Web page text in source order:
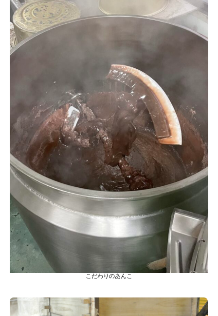
こだわりのあんこ